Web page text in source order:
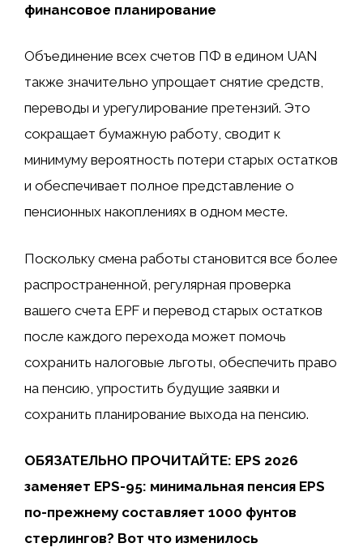
финансовое планирование
Объединение всех счетов ПФ в едином UAN
также значительно упрощает снятие средств,
переводы и урегулирование претензий. Это
сокращает бумажную работу, сводит к
минимуму вероятность потери старых остатков
и обеспечивает полное представление о
пенсионных накоплениях в одном месте.
Поскольку смена работы становится все более
распространенной, регулярная проверка
вашего счета EPF и перевод старых остатков
после каждого перехода может помочь
сохранить налоговые льготы, обеспечить право
на пенсию, упростить будущие заявки и
сохранить планирование выхода на пенсию.
ОБЯЗАТЕЛЬНО ПРОЧИТАЙТЕ: EPS 2026
заменяет EPS-95: минимальная пенсия EPS
по-прежнему составляет 1000 фунтов
стерлингов? Вот что изменилось